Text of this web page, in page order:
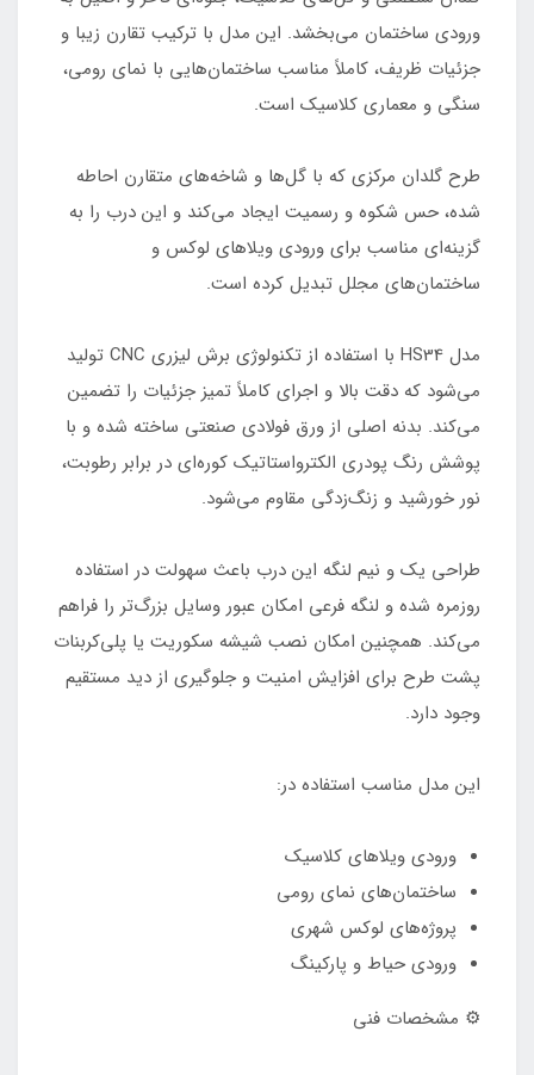
ورودی ساختمان می‌بخشد. این مدل با ترکیب تقارن زیبا و
جزئیات ظریف، کاملاً مناسب ساختمان‌هایی با نمای رومی،
سنگی و معماری کلاسیک است.
طرح گلدان مرکزی که با گل‌ها و شاخه‌های متقارن احاطه
شده، حس شکوه و رسمیت ایجاد می‌کند و این درب را به
گزینه‌ای مناسب برای ورودی ویلاهای لوکس و
ساختمان‌های مجلل تبدیل کرده است.
مدل HS34 با استفاده از تکنولوژی برش لیزری CNC تولید
می‌شود که دقت بالا و اجرای کاملاً تمیز جزئیات را تضمین
می‌کند. بدنه اصلی از ورق فولادی صنعتی ساخته شده و با
پوشش رنگ پودری الکترواستاتیک کوره‌ای در برابر رطوبت،
نور خورشید و زنگ‌زدگی مقاوم می‌شود.
طراحی یک و نیم لنگه این درب باعث سهولت در استفاده
روزمره شده و لنگه فرعی امکان عبور وسایل بزرگ‌تر را فراهم
می‌کند. همچنین امکان نصب شیشه سکوریت یا پلی‌کربنات
پشت طرح برای افزایش امنیت و جلوگیری از دید مستقیم
وجود دارد.
این مدل مناسب استفاده در:
ورودی ویلاهای کلاسیک
ساختمان‌های نمای رومی
پروژه‌های لوکس شهری
ورودی حیاط و پارکینگ
⚙ مشخصات فنی